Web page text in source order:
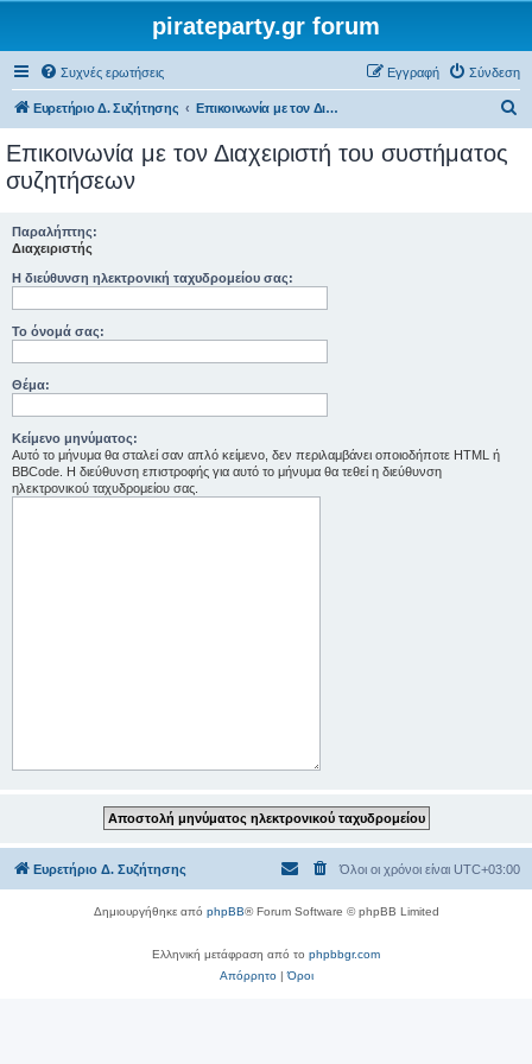
pirateparty.gr forum
Συχνές ερωτήσεις Σύνδεση
Εγγραφή
Ευρετήριο Δ. Συζήτησης Επικοινωνία με τον Διαχειριστή του συστήματος συζητήσεων
Επικοινωνία με τον Διαχειριστή του συστήματος
συζητήσεων
Παραλήπτης:
Διαχειριστής
Η διεύθυνση ηλεκτρονική ταχυδρομείου σας:
Το όνομά σας:
Θέμα:
Κείμενο μηνύματος:
Αυτό το μήνυμα θα σταλεί σαν απλό κείμενο, δεν περιλαμβάνει οποιοδήποτε HTML ή
BBCode. Η διεύθυνση επιστροφής για αυτό το μήνυμα θα τεθεί η διεύθυνση
ηλεκτρονικού ταχυδρομείου σας.
Ευρετήριο Δ. Συζήτησης Όλοι οι χρόνοι είναι UTC+03:00
Δημιουργήθηκε από phpBB® Forum Software © phpBB Limited
Ελληνική μετάφραση από το phpbbgr.com
Απόρρητο|Όροι